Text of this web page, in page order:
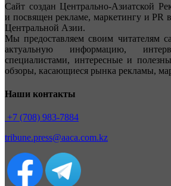
Сайт создан Центрально-Азиатской
и посвящен рекламе, маркетингу и PR
Центральной Азии.
Мы предоставляем своим читателям
актуальную информацию,
специалистами, интересные и
обзоры, касающиеся рынка рекламы,
Наши контакты
+7 (708) 983-7884
tribune.press@aaca.com.kz